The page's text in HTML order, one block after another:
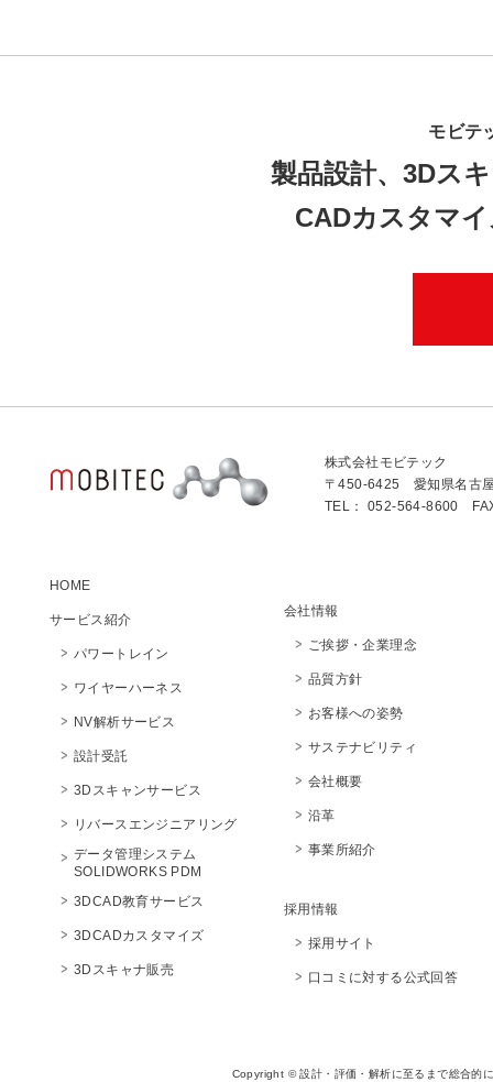
モビテ
製品設計、3Dス
CADカスタマ
株式会社モビテック
〒450-6425 愛知県名古
TEL： 052-564-8600
HOME
サービス紹介
パワートレイン
ワイヤーハーネス
NV解析サービス
設計受託
3Dスキャンサービス
リバースエンジニアリング
データ管理システム
SOLIDWORKS PDM
3DCAD教育サービス
3DCADカスタマイズ
3Dスキャナ販売
会社情報
ご挨拶・企業理念
品質方針
お客様への姿勢
サステナビリティ
会社概要
沿革
事業所紹介
採用情報
採用サイト
口コミに対する公式回答
Copyright © 設計・評価・解析に至るまで総合的